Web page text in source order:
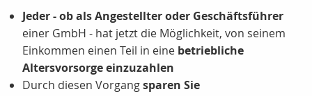
Jeder - ob als Angestellter oder Geschäftsführer
einer GmbH - hat jetzt die Möglichkeit, von seinem
Einkommen einen Teil in eine betriebliche
Altersvorsorge einzuzahlen
Durch diesen Vorgangsparen Sie